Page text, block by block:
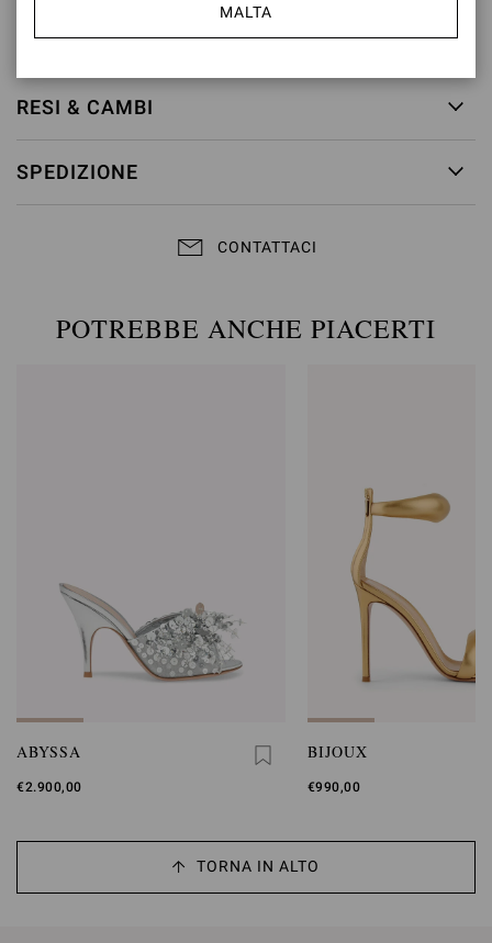
RESI & CAMBI
SPEDIZIONE
CONTATTACI
POTREBBE ANCHE PIACERTI
ABYSSA
€2.900,00
BIJOUX
€990,00
TORNA IN ALTO
MALTA